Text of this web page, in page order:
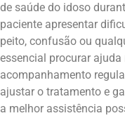
de saúde do idoso
paciente apresentar
peito, confusão ou
essencial procurar
acompanhamento
ajustar o tratamento e
a melhor assistência